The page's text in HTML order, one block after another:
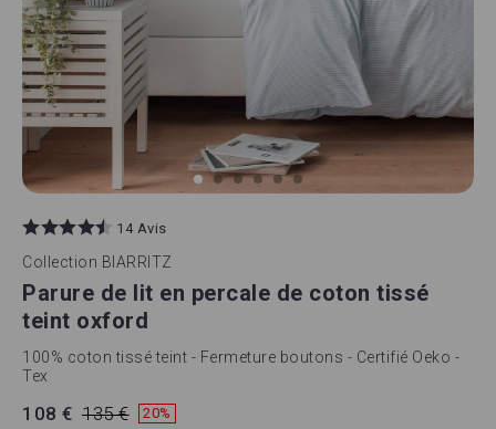
14 Avis
Collection BIARRITZ
Parure de lit en percale de coton tissé
teint oxford
100% coton tissé teint - Fermeture boutons - Certifié Oeko -
Tex
108 € 135 € 20%
to
the
beginning
the
images
gallery